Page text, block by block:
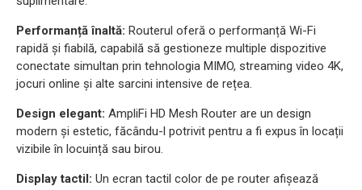
Performanță înaltă: Routerul oferă o performanță Wi-Fi
rapidă și fiabilă, capabilă să gestioneze multiple dispozitive
conectate simultan prin tehnologia MIMO, streaming video 4K,
jocuri online și alte sarcini intensive de rețea.
Design elegant: AmpliFi HD Mesh Router are un design
modern și estetic, făcându-l potrivit pentru a fi expus în locații
vizibile în locuință sau birou.
Display tactil: Un ecran tactil color de pe router afișează